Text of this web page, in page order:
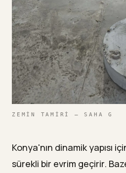
ZEMIN TAMIRI — SAHA G
Konya'nın dinamik yapısı
sürekli bir evrim geçirir.